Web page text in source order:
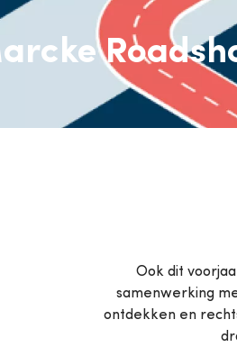
Ook dit
samenwerking
ontdekken en